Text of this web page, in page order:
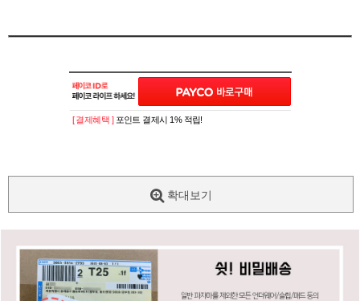
[ 결제혜택 ] 포인트 결제시 1% 적립!
확대보기